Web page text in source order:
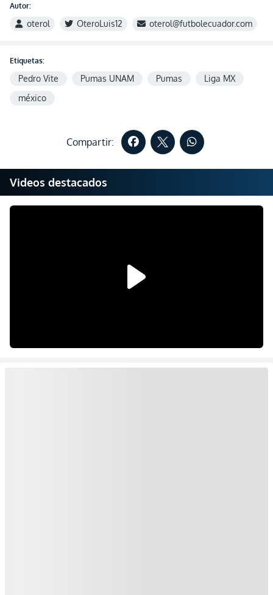
Autor:
oterol OteroLuis12 oterol@futbolecuador.com
Etiquetas:
Pedro Vite Pumas UNAM Pumas
Liga MX
méxico
Compartir:
Videos destacados